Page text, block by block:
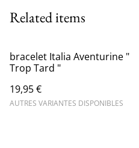
Related items
bracelet Italia Aventurine "
Trop Tard "
19,95 €
AUTRES VARIANTES DISPONIBLES